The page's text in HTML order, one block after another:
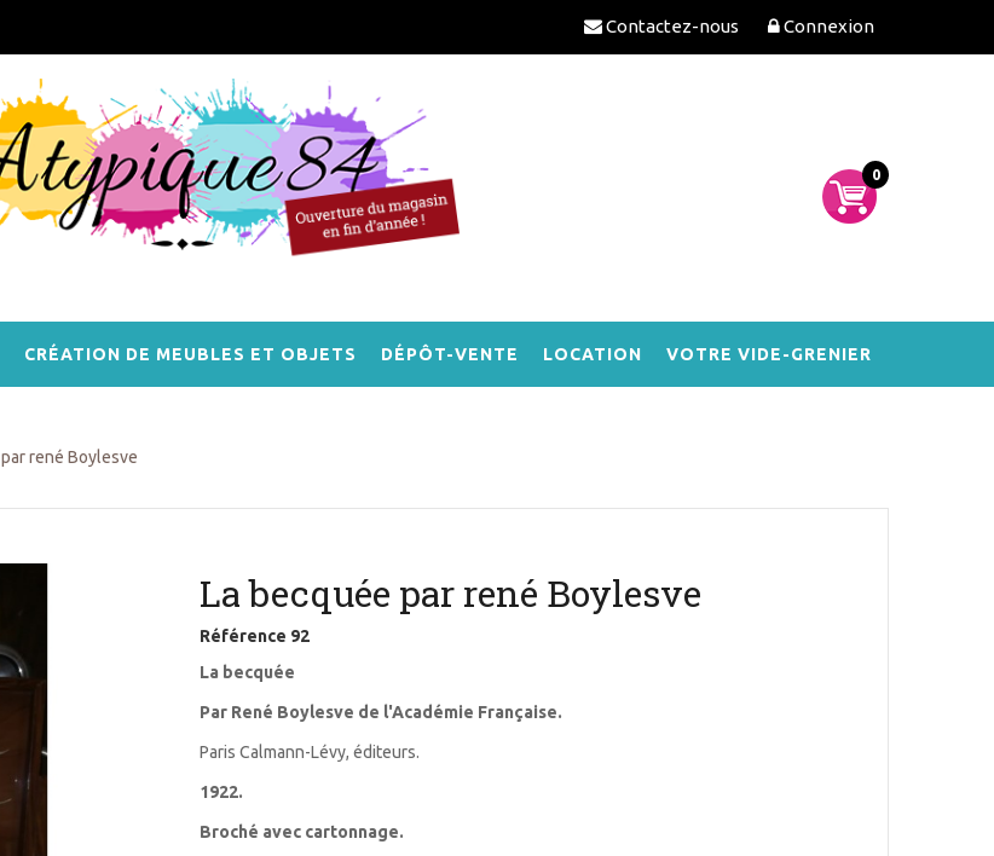
Connexion
Contactez-nous
0
CRÉATION DE MEUBLES ET OBJETS DÉPÔT-VENTE LOCATION VOTRE VIDE-GRENIER
rené Boylesve
La becquée par rené Boylesve
Référence 92
La becquée
Par René Boylesve de l'Académie Française.
Paris Calmann-Lévy, éditeurs.
1922.
Broché avec cartonnage.